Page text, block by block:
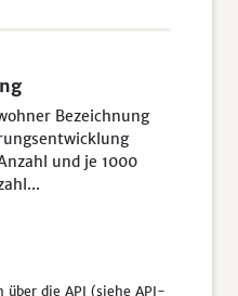
Bezeichnung
und je 1000
über die API (siehe API-